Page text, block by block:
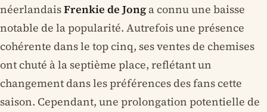
néerlandaisFrenkie de Jong a connu une baisse
notable de la popularité. Autrefois une présence
cohérente dans le top cinq, ses ventes de chemises
ont chuté à la septième place, reflétant un
changement dans les préférences des fans cette
saison. Cependant, une prolongation potentielle de